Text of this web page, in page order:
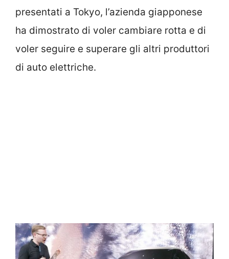
presentati a Tokyo, l’azienda giapponese
ha dimostrato di voler cambiare rotta e di
voler seguire e superare gli altri produttori
di auto elettriche.